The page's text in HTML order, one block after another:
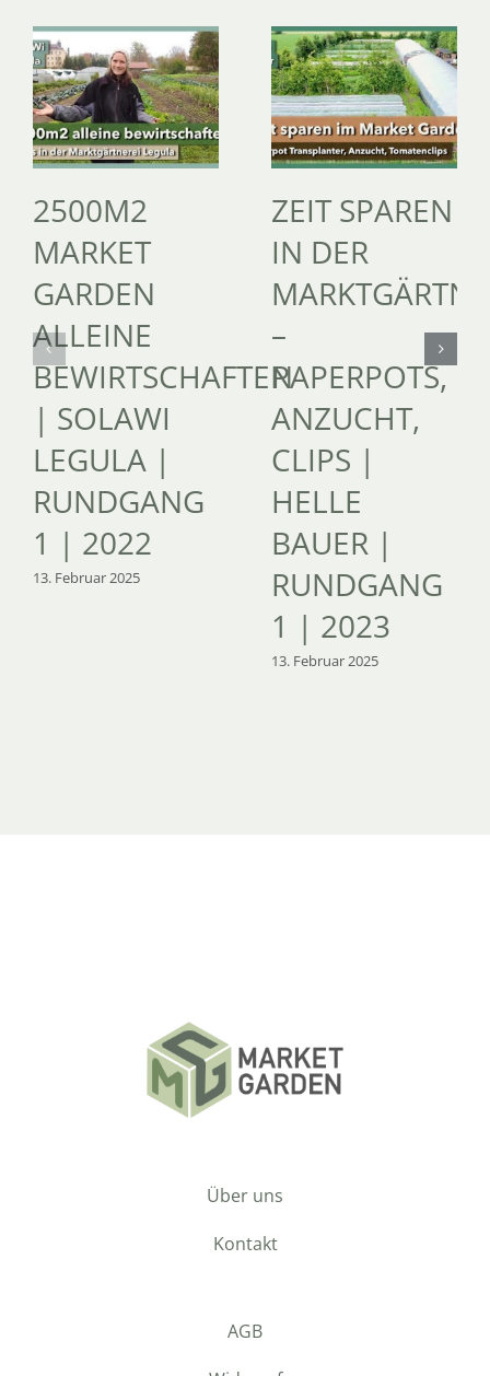
2500M2
MARKET
GARDEN
ALLEINE
BEWIRTSCHAFTEN
| SOLAWI
LEGULA |
RUNDGANG
1 | 2022
13. Februar 2025
ZEIT SPAREN
IN DER
–
PAPERPOTS,
ANZUCHT,
CLIPS |
HELLE
BAUER |
RUNDGANG
1 | 2023
13. Februar 2025
Über uns
Kontakt
AGB